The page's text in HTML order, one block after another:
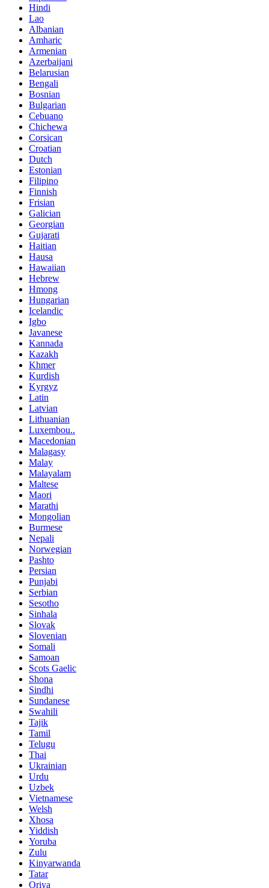
Hindi
Lao
Albanian
Amharic
Armenian
Azerbaijani
Belarusian
Bengali
Bosnian
Bulgarian
Cebuano
Chichewa
Corsican
Croatian
Dutch
Estonian
Filipino
Finnish
Frisian
Galician
Georgian
Gujarati
Haitian
Hausa
Hawaiian
Hebrew
Hmong
Hungarian
Icelandic
Igbo
Javanese
Kannada
Kazakh
Khmer
Kurdish
Kyrgyz
Latin
Latvian
Lithuanian
Luxembou..
Macedonian
Malagasy
Malay
Malayalam
Maltese
Maori
Marathi
Mongolian
Burmese
Nepali
Norwegian
Pashto
Persian
Punjabi
Serbian
Sesotho
Sinhala
Slovak
Slovenian
Somali
Samoan
Scots Gaelic
Shona
Sindhi
Sundanese
Swahili
Tajik
Tamil
Telugu
Thai
Ukrainian
Urdu
Uzbek
Vietnamese
Welsh
Xhosa
Yiddish
Yoruba
Zulu
Kinyarwanda
Tatar
Oriya